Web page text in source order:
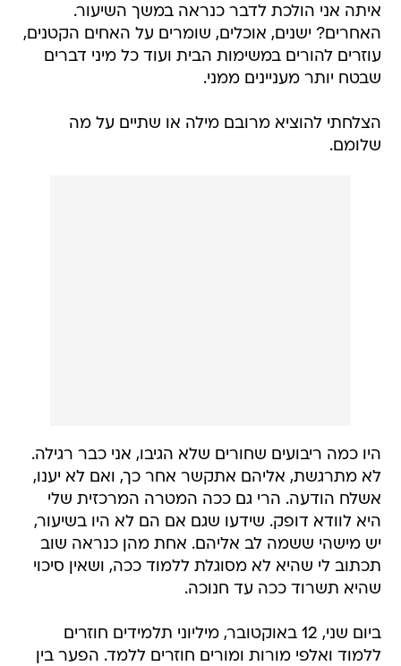
איתה אני הולכת לדבר כנראה במשך השיעור.
האחרים? ישנים, אוכלים, שומרים על האחים הקטנים,
עוזרים להורים במשימות הבית ועוד כל מיני דברים
שבטח יותר מעניינים ממני.
הצלחתי להוציא מרובם מילה או שתיים על מה
שלומם.
היו כמה ריבועים שחורים שלא הגיבו, אני כבר רגילה.
לא מתרגשת, אליהם אתקשר אחר כך, ואם לא יענו,
אשלח הודעה. הרי גם ככה המטרה המרכזית שלי
היא לוודא דופק. שידעו שגם אם הם לא היו בשיעור,
יש מישהי ששמה לב אליהם. אחת מהן כנראה שוב
תכתוב לי שהיא לא מסוגלת ללמוד ככה, ושאין סיכוי
שהיא תשרוד ככה עד חנוכה.
ביום שני, 12 באוקטובר, מיליוני תלמידים חוזרים
ללמוד ואלפי מורות ומורים חוזרים ללמד. הפער בין